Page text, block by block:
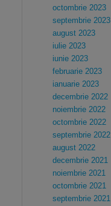
octombrie 2023
septembrie 2023
august 2023
iulie 2023
iunie 2023
februarie 2023
ianuarie 2023
decembrie 2022
noiembrie 2022
octombrie 2022
septembrie 2022
august 2022
decembrie 2021
noiembrie 2021
octombrie 2021
septembrie 2021